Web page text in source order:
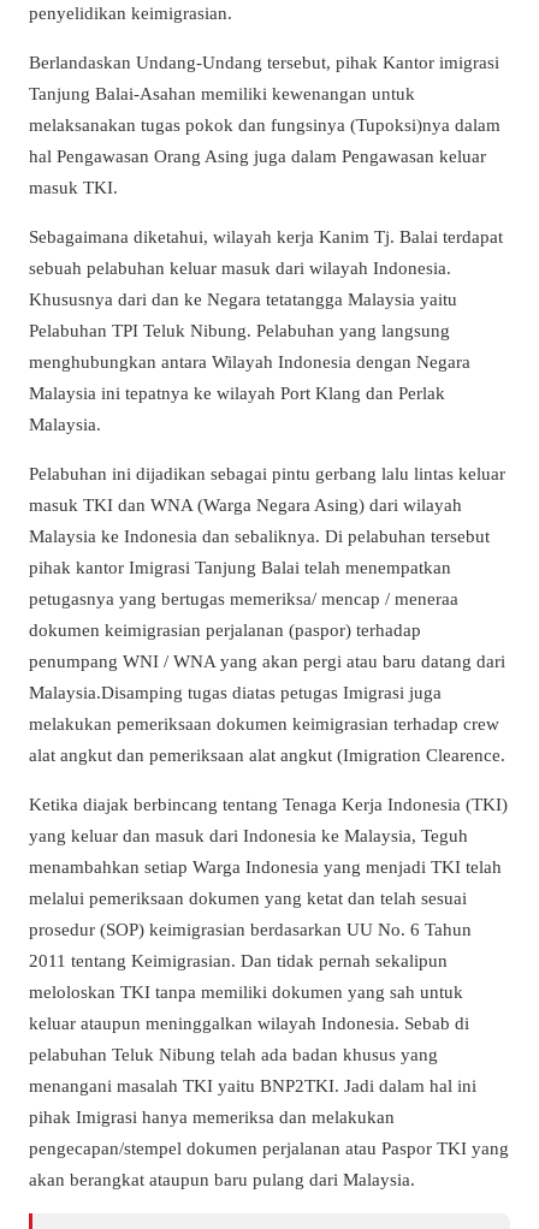
penyelidikan keimigrasian.
Berlandaskan Undang-Undang tersebut, pihak Kantor imigrasi
Tanjung Balai-Asahan memiliki kewenangan untuk
melaksanakan tugas pokok dan fungsinya (Tupoksi)nya dalam
hal Pengawasan Orang Asing juga dalam Pengawasan keluar
masuk TKI.
Sebagaimana diketahui, wilayah kerja Kanim Tj. Balai terdapat
sebuah pelabuhan keluar masuk dari wilayah Indonesia.
Khususnya dari dan ke Negara tetatangga Malaysia yaitu
Pelabuhan TPI Teluk Nibung. Pelabuhan yang langsung
menghubungkan antara Wilayah Indonesia dengan Negara
Malaysia ini tepatnya ke wilayah Port Klang dan Perlak
Malaysia.
Pelabuhan ini dijadikan sebagai pintu gerbang lalu lintas keluar
masuk TKI dan WNA (Warga Negara Asing) dari wilayah
Malaysia ke Indonesia dan sebaliknya. Di pelabuhan tersebut
pihak kantor Imigrasi Tanjung Balai telah menempatkan
petugasnya yang bertugas memeriksa/ mencap / meneraa
dokumen keimigrasian perjalanan (paspor) terhadap
penumpang WNI / WNA yang akan pergi atau baru datang dari
Malaysia.Disamping tugas diatas petugas Imigrasi juga
melakukan pemeriksaan dokumen keimigrasian terhadap crew
alat angkut dan pemeriksaan alat angkut (Imigration Clearence.
Ketika diajak berbincang tentang Tenaga Kerja Indonesia (TKI)
yang keluar dan masuk dari Indonesia ke Malaysia, Teguh
menambahkan setiap Warga Indonesia yang menjadi TKI telah
melalui pemeriksaan dokumen yang ketat dan telah sesuai
prosedur (SOP) keimigrasian berdasarkan UU No. 6 Tahun
2011 tentang Keimigrasian. Dan tidak pernah sekalipun
meloloskan TKI tanpa memiliki dokumen yang sah untuk
keluar ataupun meninggalkan wilayah Indonesia. Sebab di
pelabuhan Teluk Nibung telah ada badan khusus yang
menangani masalah TKI yaitu BNP2TKI. Jadi dalam hal ini
pihak Imigrasi hanya memeriksa dan melakukan
pengecapan/stempel dokumen perjalanan atau Paspor TKI yang
akan berangkat ataupun baru pulang dari Malaysia.